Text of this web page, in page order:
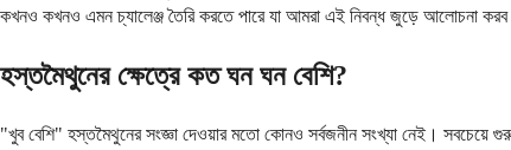
কখনও কখনও এমন চ্যালেঞ্জ তৈরি করতে পারে যা আমরা এই নিবন্ধ জুড়ে আলোচনা
হস্তমৈথুনের ক্ষেত্রে কত ঘন ঘন বেশি?
"খুব বেশি" হস্তমৈথুনের সংজ্ঞা দেওয়ার মতো কোনও সর্বজনীন সংখ্যা নেই। সবচেয়ে